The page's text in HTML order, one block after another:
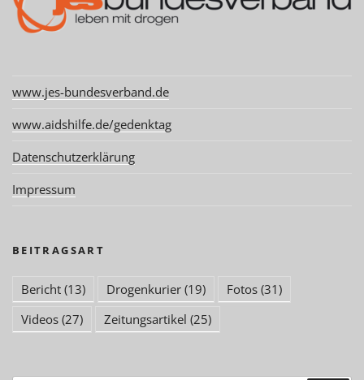
www.jes-bundesverband.de
www.aidshilfe.de/gedenktag
Datenschutzerklärung
Impressum
BEITRAGSART
Bericht (13) Drogenkurier (19) Fotos (31)
Videos (27) Zeitungsartikel (25)